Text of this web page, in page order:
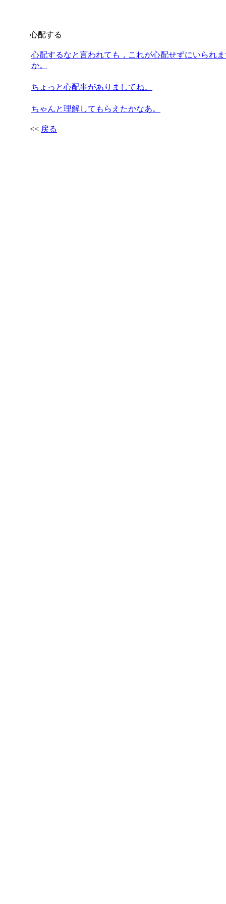
心配する
心配するなと言われても，これが心配せずにいられ
か。
ちょっと心配事がありましてね。
ちゃんと理解してもらえたかなあ。
<< 戻る